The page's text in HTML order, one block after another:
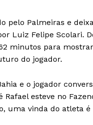
pelo Palmeiras e
Luiz Felipe Scolari.
minutos para
do jogador.
e o jogador
esteve no
uma vinda do atleta